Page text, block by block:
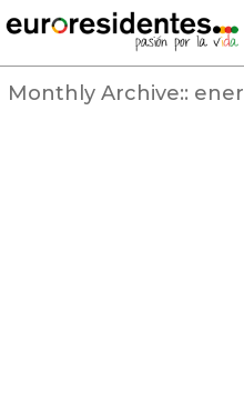
Monthly Archive::